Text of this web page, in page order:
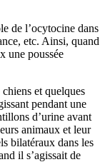
de l’ocytocine dans
etc. Ainsi, quand
une poussée
et quelques
pendant une
d’urine avant
animaux et leur
bilatéraux dans les
il s’agissait de